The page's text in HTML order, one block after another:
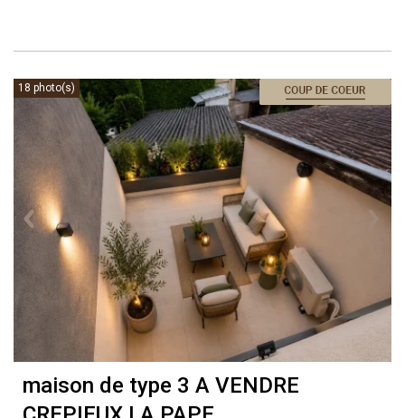
18 photo(s)
maison de type 3 A VENDRE